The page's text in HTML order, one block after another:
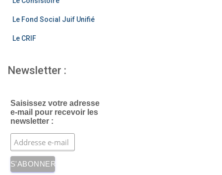
Le Fond Social Juif Unifié
Le CRIF
Newsletter :
Saisissez votre adresse
e-mail pour recevoir les
newsletter :